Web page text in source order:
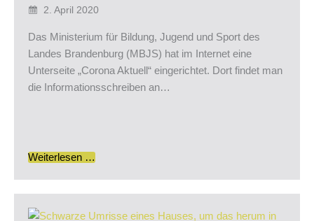
2. April 2020
Das Ministerium für Bildung, Jugend und Sport des
Landes Brandenburg (MBJS) hat im Internet eine
Unterseite „Corona Aktuell“ eingerichtet. Dort findet man
die Informationsschreiben an…
Weiterlesen …